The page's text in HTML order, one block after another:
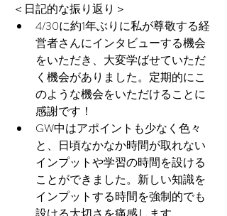
＜日記的な振り返り＞
4/30に約1年ぶりに私が尊敬する経
営者さんにインタビューする機会
をいただき、大変学ばせていただ
く機会がありました。定期的にこ
のような機会をいただけることに
感謝です！
GW中はアポイントも少なく色々
と、日頃なかなか時間が取れない
インプットや学習の時間を設ける
ことができました。新しい知識を
インプットする時間を強制的でも